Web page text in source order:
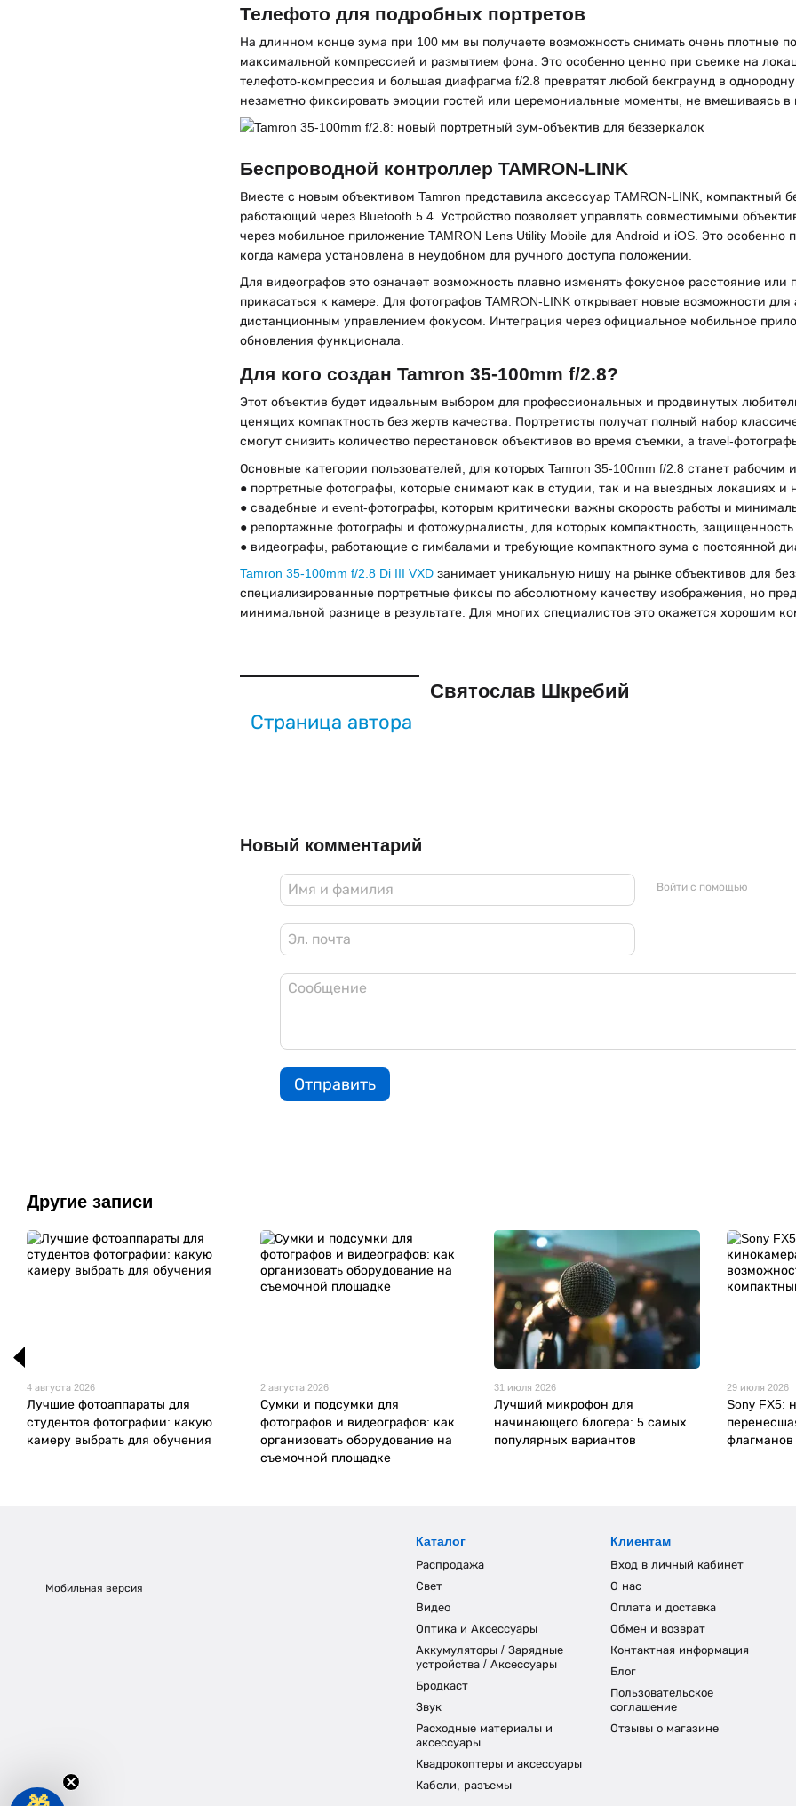
Телефото для подробных портретов
На длинном конце зума при 100 мм вы получаете возможность снимать очень плотные
максимальной компрессией и размытием фона. Это особенно ценно при съемке на
телефото-компрессия и большая диафрагма f/2.8 превратят любой бекграунд в
незаметно фиксировать эмоции гостей или церемониальные моменты, не вмешиваясь в
Беспроводной контроллер TAMRON-LINK
Вместе с новым объективом Tamron представила аксессуар TAMRON-LINK, компактный
работающий через Bluetooth 5.4. Устройство позволяет управлять совместимыми
через мобильное приложение TAMRON Lens Utility Mobile для Android и iOS. Это
когда камера установлена ​​в неудобном для ручного доступа положении.
Для видеографов это означает возможность плавно изменять фокусное расстояние
прикасаться к камере. Для фотографов TAMRON-LINK открывает новые возможности
дистанционным управлением фокусом. Интеграция через официальное мобильное
обновления функционала.
Для кого создан Tamron 35-100mm f/2.8?
Этот объектив будет идеальным выбором для профессиональных и продвинутых
ценящих компактность без жертв качества. Портретисты получат полный набор
смогут снизить количество перестановок объективов во время съемки, а travel-
Основные категории пользователей, для которых Tamron 35-100mm f/2.8 станет рабочим
● портретные фотографы, которые снимают как в студии, так и на выездных локациях и
● свадебные и event-фотографы, которым критически важны скорость работы и
● репортажные фотографы и фотожурналисты, для которых компактность,
● видеографы, работающие с гимбалами и требующие компактного зума с постоянной
Tamron 35-100mm f/2.8 Di III VXD занимает уникальную нишу на рынке объективов для
специализированные портретные фиксы по абсолютному качеству изображения, но
минимальной разнице в результате. Для многих специалистов это окажется хорошим
Святослав Шкребий
Страница автора
Новый комментарий
Войти с помощью
Отправить
Другие записи
4 августа 2026
Лучшие фотоаппараты для
студентов фотографии: какую
камеру выбрать для обучения
2 августа 2026
Сумки и подсумки для
фотографов и видеографов: как
организовать оборудование на
съемочной площадке
31 июля 2026
Лучший микрофон для
начинающего блогера: 5 самых
популярных вариантов
29 июля 2026
Sony FX5:
Мобильная версия
Каталог
Распродажа
Свет
Видео
Оптика и Аксессуары
Аккумуляторы / Зарядные
устройства / Аксессуары
Бродкаст
Звук
Расходные материалы и
аксессуары
Квадрокоптеры и аксессуары
Кабели, разъемы
Клиентам
Вход в личный кабинет
О нас
Оплата и доставка
Обмен и возврат
Контактная информация
Блог
Пользовательское
соглашение
Отзывы о магазине